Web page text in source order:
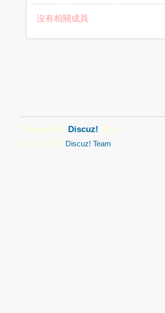
沒有相關成員
Powered by Discuz! X3.4
© 2001-2023 Discuz! Team.